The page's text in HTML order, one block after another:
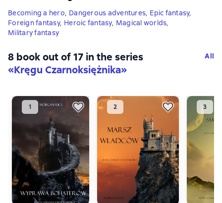
Becoming a hero, Dangerous adventures, Epic fantasy,
Foreign fantasy, Heroic fantasy, Magical worlds,
Military fantasy
8 book out of 17 in the series
«Kręgu Czarnoksiężnika»
All